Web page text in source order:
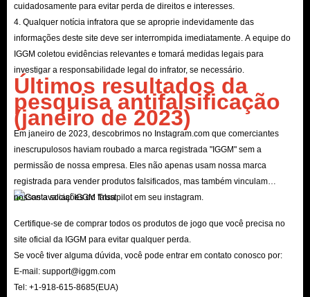
cuidadosamente para evitar perda de direitos e interesses.
4. Qualquer notícia infratora que se aproprie indevidamente das
informações deste site deve ser interrompida imediatamente. A equipe do
IGGM coletou evidências relevantes e tomará medidas legais para
investigar a responsabilidade legal do infrator, se necessário.
Últimos resultados da
pesquisa antifalsificação
(janeiro de 2023)
Em janeiro de 2023, descobrimos no Instagram.com que comerciantes
inescrupulosos haviam roubado a marca registrada "IGGM" sem a
permissão de nossa empresa. Eles não apenas usam nossa marca
registrada para vender produtos falsificados, mas também vinculam
nossas avaliações do Trustpilot em seu instagram.
Certifique-se de comprar todos os produtos de jogo que você precisa no
site oficial da IGGM para evitar qualquer perda.
Se você tiver alguma dúvida, você pode entrar em contato conosco por:
E-mail: support@iggm.com
Tel: +1-918-615-8685(EUA)